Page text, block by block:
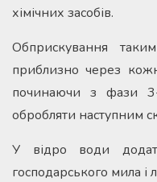
хімічних засобів.
Обприскування
приблизно через
починаючи з фази 3-
обробляти наступним
У відро води
господарського мила і